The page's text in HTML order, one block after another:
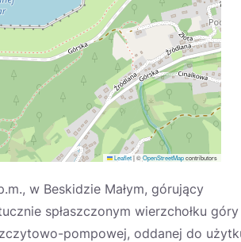
Leaflet|©OpenStreetMapcontributors
w Beskidzie Małym, górujący
spłaszczonym wierzchołku góry
pompowej, oddanej do